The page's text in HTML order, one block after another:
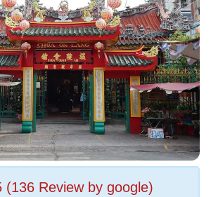
(136 Review by google)